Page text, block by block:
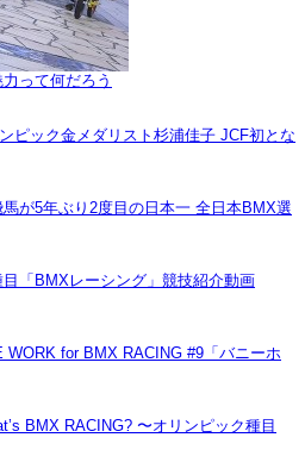
って何だろう
ピック金メダリスト杉浦佳子 JCF初とな
馬が5年ぶり2度目の日本一 全日本BMX選
目「BMXレーシング」競技紹介動画
WORK for BMX RACING #9「バニーホ
BMX RACING? 〜オリンピック種目